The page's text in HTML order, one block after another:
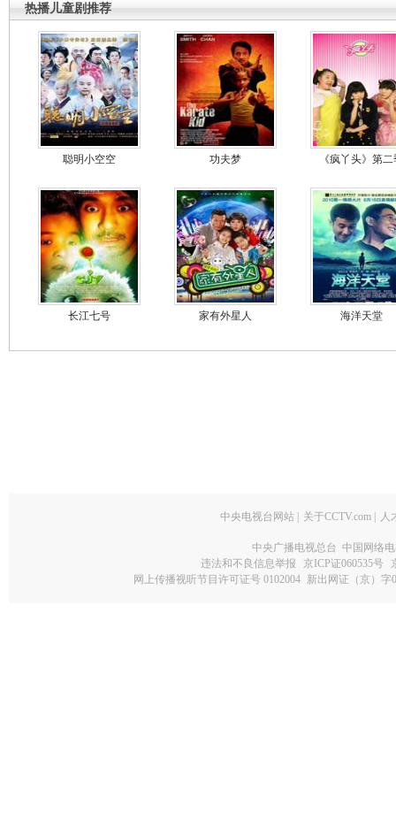
热播儿童剧推荐
聪明小空空 功夫梦 《疯丫头》第二
长江七号 家有外星人 海洋天堂
中央电视台网站 关于CCTV.com 人
中央广播电视总台 中国网络
违法和不良信息举报
京ICP证060535号
网上传播视听节目许可证号 0102004 新出网证（京）